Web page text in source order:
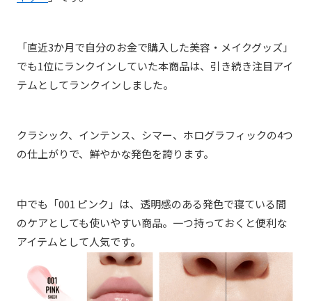
「直近3か月で自分のお金で購入した美容・メイクグッズ」
でも1位にランクインしていた本商品は、引き続き注目アイ
テムとしてランクインしました。
クラシック、インテンス、シマー、ホログラフィックの4つ
の仕上がりで、鮮やかな発色を誇ります。
中でも「001 ピンク」は、透明感のある発色で寝ている間
のケアとしても使いやすい商品。一つ持っておくと便利な
アイテムとして人気です。